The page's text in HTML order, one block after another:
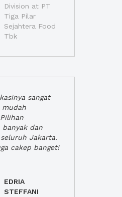
Division at PT
Tiga Pilar
Sejahtera Food
Tbk
sangat
banyak dan
Jakarta.
cakep banget!
EDRIA
STEFFANI